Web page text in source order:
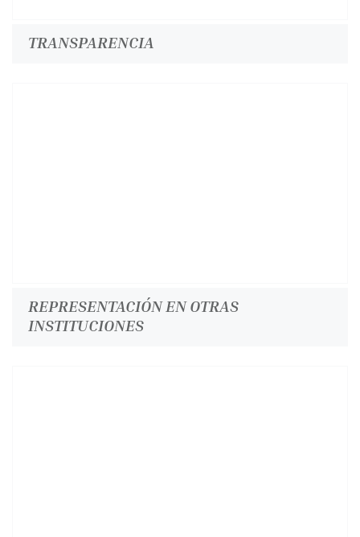
TRANSPARENCIA
REPRESENTACIÓN EN OTRAS
INSTITUCIONES